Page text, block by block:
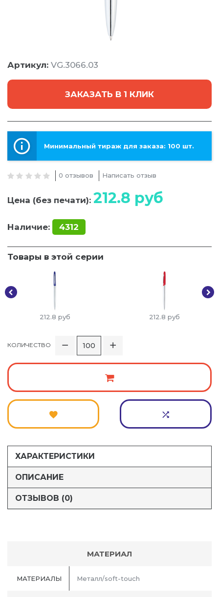
Артикул: VG.3066.03
ЗАКАЗАТЬ В 1 КЛИК
Минимальный тираж для заказа: 100 шт.
0 отзывов Написать отзыв
Цена (без печати): 212.8 руб
Наличие: 4312
Товары в этой серии
212.8 руб 212.8 руб
КОЛИЧЕСТВО
ХАРАКТЕРИСТИКИ
ОПИСАНИЕ
ОТЗЫВОВ (0)
МАТЕРИАЛ
МАТЕРИАЛЫ Металл/soft-touch